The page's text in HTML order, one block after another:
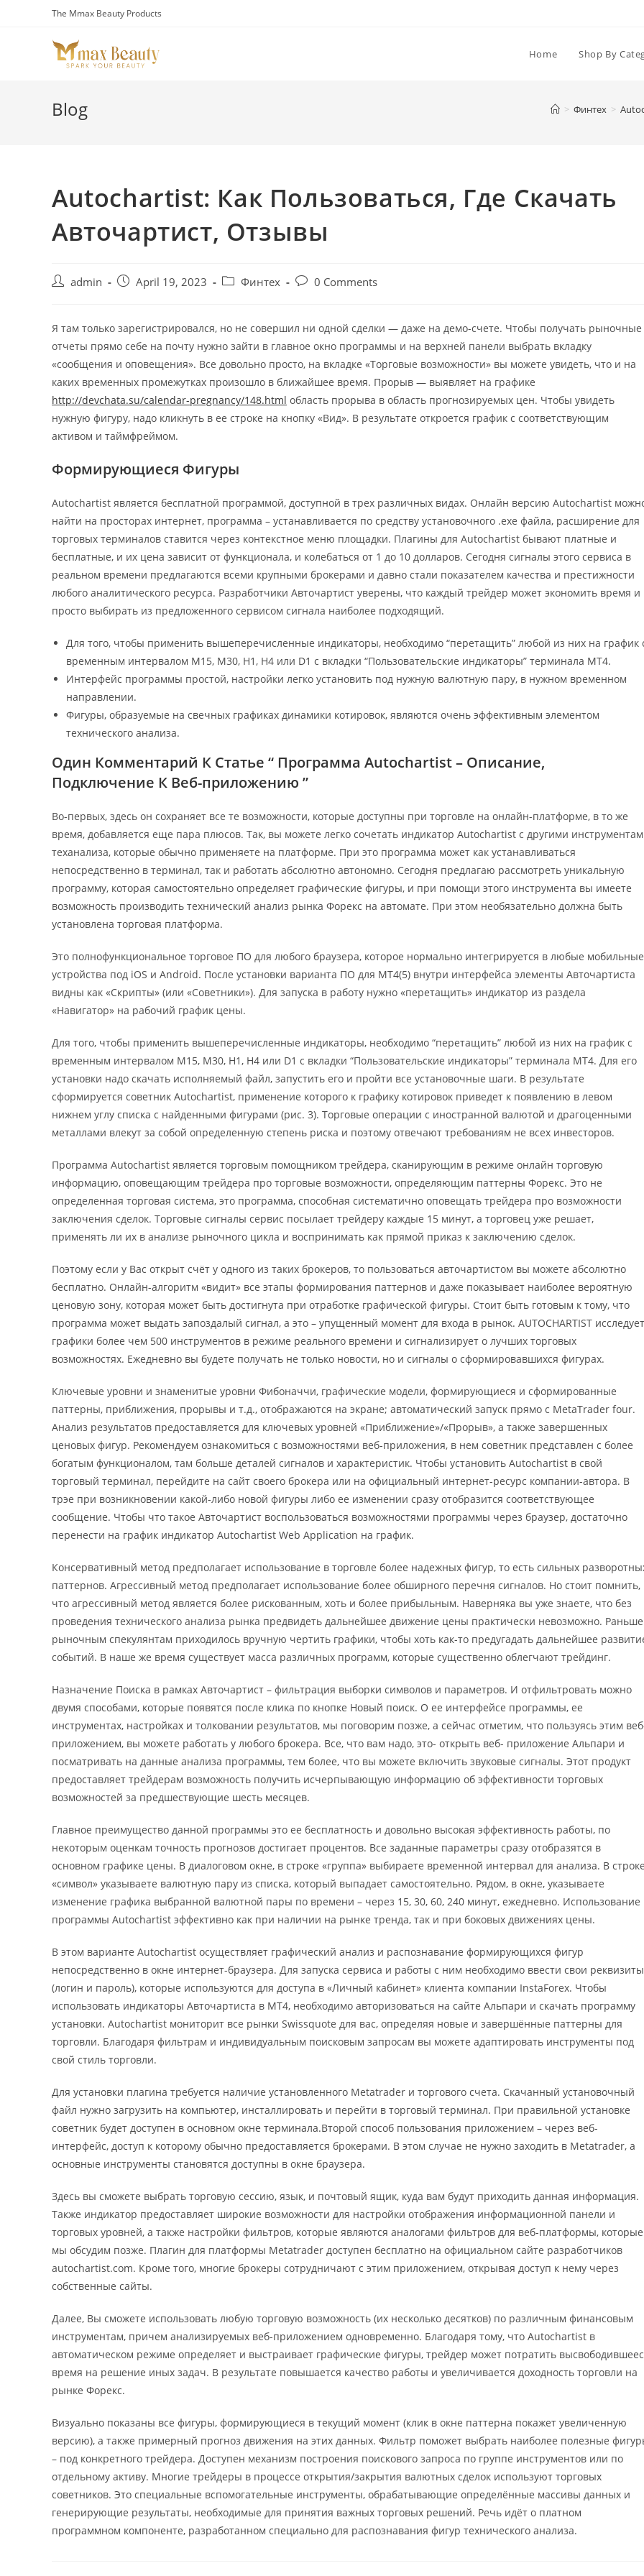
The Mmax Beauty Products
Home Shop By
Blog > Финтех >
Autochartist: Как Пользоваться, Где Скачать
Авточартист, Отзывы
Postadmin
PostApril 19, 2023
PostФинтех
Post0 Comments
Я там только зарегистрировался, но не совершил ни одной сделки — даже на демо-счете. Чтобы получать рыночные
отчеты прямо себе на почту нужно зайти в главное окно программы и на верхней панели выбрать вкладку
«сообщения и оповещения». Все довольно просто, на вкладке «Торговые возможности» вы можете увидеть, что и на
каких временных промежутках произошло в ближайшее время. Прорыв — выявляет на графике
http://devchata.su/calendar-pregnancy/148.html область прорыва в область прогнозируемых цен. Чтобы увидеть
нужную фигуру, надо кликнуть в ее строке на кнопку «Вид». В результате откроется график с соответствующим
активом и таймфреймом.
Формирующиеся Фигуры
Autochartist является бесплатной программой, доступной в трех различных видах. Онлайн версию Autochartist
найти на просторах интернет, программа – устанавливается по средству установочного .ехе файла, расширение для
торговых терминалов ставится через контекстное меню площадки. Плагины для Autochartist бывают платные и
бесплатные, и их цена зависит от функционала, и колебаться от 1 до 10 долларов. Сегодня сигналы этого сервиса в
реальном времени предлагаются всеми крупными брокерами и давно стали показателем качества и престижности
любого аналитического ресурса. Разработчики Авточартист уверены, что каждый трейдер может экономить время и
просто выбирать из предложенного сервисом сигнала наиболее подходящий.
Для того, чтобы применить вышеперечисленные индикаторы, необходимо “перетащить” любой из них на график
временным интервалом М15, М30, Н1, Н4 или D1 с вкладки “Пользовательские индикаторы” терминала МТ4.
Интерфейс программы простой, настройки легко установить под нужную валютную пару, в нужном временном
направлении.
Фигуры, образуемые на свечных графиках динамики котировок, являются очень эффективным элементом
технического анализа.
Один Комментарий К Статье “ Программа Autochartist – Описание,
Подключение К Веб-приложению ”
Во-первых, здесь он сохраняет все те возможности, которые доступны при торговле на онлайн-платформе, в то же
время, добавляется еще пара плюсов. Так, вы можете легко сочетать индикатор Autochartist с другими
теханализа, которые обычно применяете на платформе. При это программа может как устанавливаться
непосредственно в терминал, так и работать абсолютно автономно. Сегодня предлагаю рассмотреть уникальную
программу, которая самостоятельно определяет графические фигуры, и при помощи этого инструмента вы имеете
возможность производить технический анализ рынка Форекс на автомате. При этом необязательно должна быть
установлена торговая платформа.
Это полнофункциональное торговое ПО для любого браузера, которое нормально интегрируется в любые мобильные
устройства под iOS и Android. После установки варианта ПО для MT4(5) внутри интерфейса элементы Авточартиста
видны как «Скрипты» (или «Советники»). Для запуска в работу нужно «перетащить» индикатор из раздела
«Навигатор» на рабочий график цены.
Для того, чтобы применить вышеперечисленные индикаторы, необходимо “перетащить” любой из них на график с
временным интервалом М15, М30, Н1, Н4 или D1 с вкладки “Пользовательские индикаторы” терминала МТ4. Для его
установки надо скачать исполняемый файл, запустить его и пройти все установочные шаги. В результате
сформируется советник Autochartist, применение которого к графику котировок приведет к появлению в левом
нижнем углу списка с найденными фигурами (рис. 3). Торговые операции с иностранной валютой и драгоценными
металлами влекут за собой определенную степень риска и поэтому отвечают требованиям не всех инвесторов.
Программа Autochartist является торговым помощником трейдера, сканирующим в режиме онлайн торговую
информацию, оповещающим трейдера про торговые возможности, определяющим паттерны Форекс. Это не
определенная торговая система, это программа, способная систематично оповещать трейдера про возможности
заключения сделок. Торговые сигналы сервис посылает трейдеру каждые 15 минут, а торговец уже решает,
применять ли их в анализе рыночного цикла и воспринимать как прямой приказ к заключению сделок.
Поэтому если у Вас открыт счёт у одного из таких брокеров, то пользоваться авточартистом вы можете абсолютно
бесплатно. Онлайн-алгоритм «видит» все этапы формирования паттернов и даже показывает наиболее вероятную
ценовую зону, которая может быть достигнута при отработке графической фигуры. Стоит быть готовым к тому, что
программа может выдать запоздалый сигнал, а это – упущенный момент для входа в рынок. AUTOCHARTIST исследует
графики более чем 500 инструментов в режиме реального времени и сигнализирует о лучших торговых
возможностях. Ежедневно вы будете получать не только новости, но и сигналы о сформировавшихся фигурах.
Ключевые уровни и знаменитые уровни Фибоначчи, графические модели, формирующиеся и сформированные
паттерны, приближения, прорывы и т.д., отображаются на экране; автоматический запуск прямо с MetaTrader four.
Анализ результатов предоставляется для ключевых уровней «Приближение»/«Прорыв», а также завершенных
ценовых фигур. Рекомендуем ознакомиться с возможностями веб-приложения, в нем советник представлен с более
богатым функционалом, там больше деталей сигналов и характеристик. Чтобы установить Autochartist в свой
торговый терминал, перейдите на сайт своего брокера или на официальный интернет-ресурс компании-автора. В
трэе при возникновении какой-либо новой фигуры либо ее изменении сразу отобразится соответствующее
сообщение. Чтобы что такое Авточартист воспользоваться возможностями программы через браузер, достаточно
перенести на график индикатор Autochartist Web Application на график.
Консервативный метод предполагает использование в торговле более надежных фигур, то есть сильных
паттернов. Агрессивный метод предполагает использование более обширного перечня сигналов. Но стоит помнить,
что агрессивный метод является более рискованным, хоть и более прибыльным. Наверняка вы уже знаете, что без
проведения технического анализа рынка предвидеть дальнейшее движение цены практически невозможно. Раньше
рыночным спекулянтам приходилось вручную чертить графики, чтобы хоть как-то предугадать дальнейшее
событий. В наше же время существует масса различных программ, которые существенно облегчают трейдинг.
Назначение Поиска в рамках Авточартист – фильтрация выборки символов и параметров. И отфильтровать можно
двумя способами, которые появятся после клика по кнопке Новый поиск. О ее интерфейсе программы, ее
инструментах, настройках и толковании результатов, мы поговорим позже, а сейчас отметим, что пользуясь этим
приложением, вы можете работать у любого брокера. Все, что вам надо, это- открыть веб- приложение Альпари и
посматривать на данные анализа программы, тем более, что вы можете включить звуковые сигналы. Этот продукт
предоставляет трейдерам возможность получить исчерпывающую информацию об эффективности торговых
возможностей за предшествующие шесть месяцев.
Главное преимущество данной программы это ее бесплатность и довольно высокая эффективность работы, по
некоторым оценкам точность прогнозов достигает процентов. Все заданные параметры сразу отобразятся в
основном графике цены. В диалоговом окне, в строке «группа» выбираете временной интервал для анализа. В
«символ» указываете валютную пару из списка, который выпадает самостоятельно. Рядом, в окне, указываете
изменение графика выбранной валютной пары по времени – через 15, 30, 60, 240 минут, ежедневно. Использование
программы Autochartist эффективно как при наличии на рынке тренда, так и при боковых движениях цены.
В этом варианте Autochartist осуществляет графический анализ и распознавание формирующихся фигур
непосредственно в окне интернет-браузера. Для запуска сервиса и работы с ним необходимо ввести свои реквизиты
(логин и пароль), которые используются для доступа в «Личный кабинет» клиента компании InstaForex. Чтобы
использовать индикаторы Авточартиста в МТ4, необходимо авторизоваться на сайте Альпари и скачать программу
установки. Autochartist мониторит все рынки Swissquote для вас, определяя новые и завершённые паттерны для
торговли. Благодаря фильтрам и индивидуальным поисковым запросам вы можете адаптировать инструменты под
свой стиль торговли.
Для установки плагина требуется наличие установленного Metatrader и торгового счета. Скачанный установочный
файл нужно загрузить на компьютер, инсталлировать и перейти в торговый терминал. При правильной установке
советник будет доступен в основном окне терминала.Второй способ пользования приложением – через веб-
интерфейс, доступ к которому обычно предоставляется брокерами. В этом случае не нужно заходить в Metatrader, а
основные инструменты становятся доступны в окне браузера.
Здесь вы сможете выбрать торговую сессию, язык, и почтовый ящик, куда вам будут приходить данная информация.
Также индикатор предоставляет широкие возможности для настройки отображения информационной панели и
торговых уровней, а также настройки фильтров, которые являются аналогами фильтров для веб-платформы, которые
мы обсудим позже. Плагин для платформы Metatrader доступен бесплатно на официальном сайте разработчиков
autochartist.com. Кроме того, многие брокеры сотрудничают с этим приложением, открывая доступ к нему через
собственные сайты.
Далее, Вы сможете использовать любую торговую возможность (их несколько десятков) по различным финансовым
инструментам, причем анализируемых веб-приложением одновременно. Благодаря тому, что Autochartist в
автоматическом режиме определяет и выстраивает графические фигуры, трейдер может потратить
время на решение иных задач. В результате повышается качество работы и увеличивается доходность торговли на
рынке Форекс.
Визуально показаны все фигуры, формирующиеся в текущий момент (клик в окне паттерна покажет увеличенную
версию), а также примерный прогноз движения на этих данных. Фильтр поможет выбрать наиболее полезные
– под конкретного трейдера. Доступен механизм построения поискового запроса по группе инструментов или по
отдельному активу. Многие трейдеры в процессе открытия/закрытия валютных сделок используют торговых
советников. Это специальные вспомогательные инструменты, обрабатывающие определённые массивы данных и
генерирующие результаты, необходимые для принятия важных торговых решений. Речь идёт о платном
программном компоненте, разработанном специально для распознавания фигур технического анализа.